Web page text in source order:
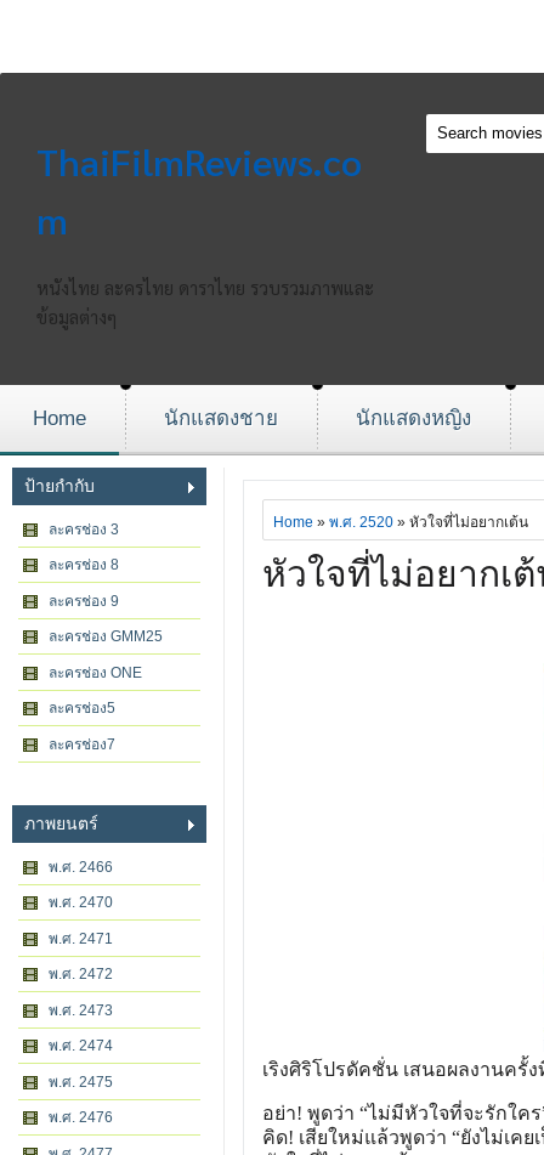
ThaiFilmReviews.co
m
หนังไทย ละครไทย ดาราไทย รวบรวมภาพและ
ข้อมูลต่างๆ
Home นักแสดงชาย นักแสดงหญิง
ป้ายกำกับ
ละครช่อง 3
ละครช่อง 8
ละครช่อง 9
ละครช่อง GMM25
ละครช่อง ONE
ละครช่อง5
ละครช่อง7
ภาพยนตร์
พ.ศ. 2466
พ.ศ. 2470
พ.ศ. 2471
พ.ศ. 2472
พ.ศ. 2473
พ.ศ. 2474
พ.ศ. 2475
พ.ศ. 2476
Home » พ.ศ. 2520 » หัวใจที่ไม่อยากเต้น
หัวใจที่ไม่อยากเ
เริงศิริโปรดัคชั่น เสนอผลงานครั้ง
อย่า! พูดว่า “ไม่มีหัวใจที่จะรักใคร
คิด! เสียใหม่แล้วพูดว่า “ยังไม่เคย